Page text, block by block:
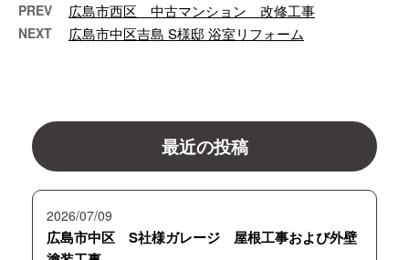
PREV 広島市西区 中古マンション 改修工事
NEXT 広島市中区吉島 S様邸 浴室リフォーム
最近の投稿
2026/07/09
広島市中区 S社様ガレージ 屋根工事および外壁